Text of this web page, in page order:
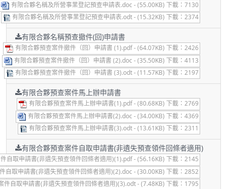
有限合夥名稱及所營事業登記預查申請表.doc - (55.00KB) 下載：7130
有限合夥名稱及所營事業登記預查申請表.odt - (15.32KB) 下載：2374
有限合夥名稱預查撤件(回)申請書
有限合夥預查案件撤件（回）申請書 (1).pdf - (64.07KB) 下載：2426
有限合夥預查案件撤件（回）申請書 (2).doc - (35.50KB) 下載：4113
有限合夥預查案件撤件（回）申請書 (3).odt - (11.57KB) 下載：2197
有限合夥預查案件馬上辦申請書
有限合夥預查案件馬上辦申請書(1).pdf - (80.68KB) 下載：2769
有限合夥預查案件馬上辦申請書(2).doc - (34.00KB) 下載：4369
有限合夥預查案件馬上辦申請書(3).odt - (13.61KB) 下載：2311
有限合夥預查案件自取申請書(非遺失預查領件回條者適用)
自取申請書(非遺失預查領件回條者適用)(1).pdf - (56.16KB) 下載：2145
自取申請書(非遺失預查領件回條者適用)(2).doc - (30.00KB) 下載：2852
件自取申請書(非遺失預查領件回條者適用)(3).odt - (7.48KB) 下載：1795